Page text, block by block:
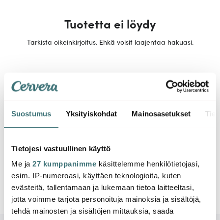
Suostumus Yksityiskohdat Mainosasetukset
Tietojesi vastuullinen käyttö
Me ja 27 kumppanimme käsittelemme henkilötietojasi,
esim. IP-numeroasi, käyttäen teknologioita, kuten
evästeitä, tallentamaan ja lukemaan tietoa laitteeltasi,
jotta voimme tarjota personoituja mainoksia ja sisältöjä,
tehdä mainosten ja sisältöjen mittauksia, saada
Tuotetta ei löydy
Tarkista oikeinkirjoitus. Ehkä voisit laajentaa hakuasi.